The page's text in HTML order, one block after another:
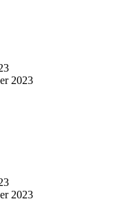
2023
2023